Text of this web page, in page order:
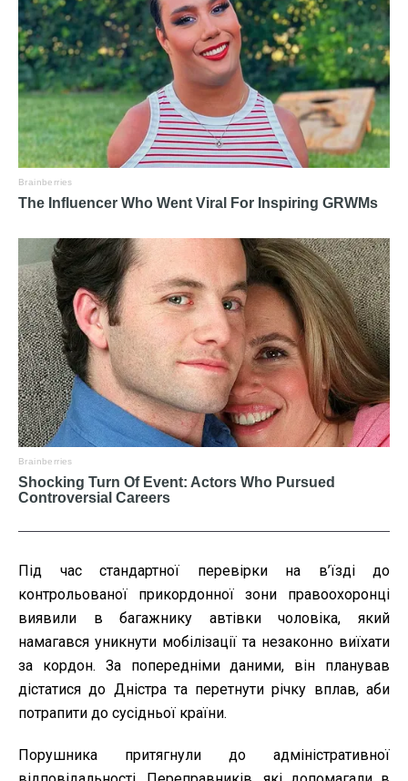
Під час стандартної перевірки на в’їзді до
контрольованої прикордонної зони правоохоронці
виявили в багажнику автівки чоловіка, який
намагався уникнути мобілізації та незаконно виїхати
за кордон. За попередніми даними, він планував
дістатися до Дністра та перетнути річку вплав, аби
потрапити до сусідньої країни.
Порушника притягнули до адміністративної